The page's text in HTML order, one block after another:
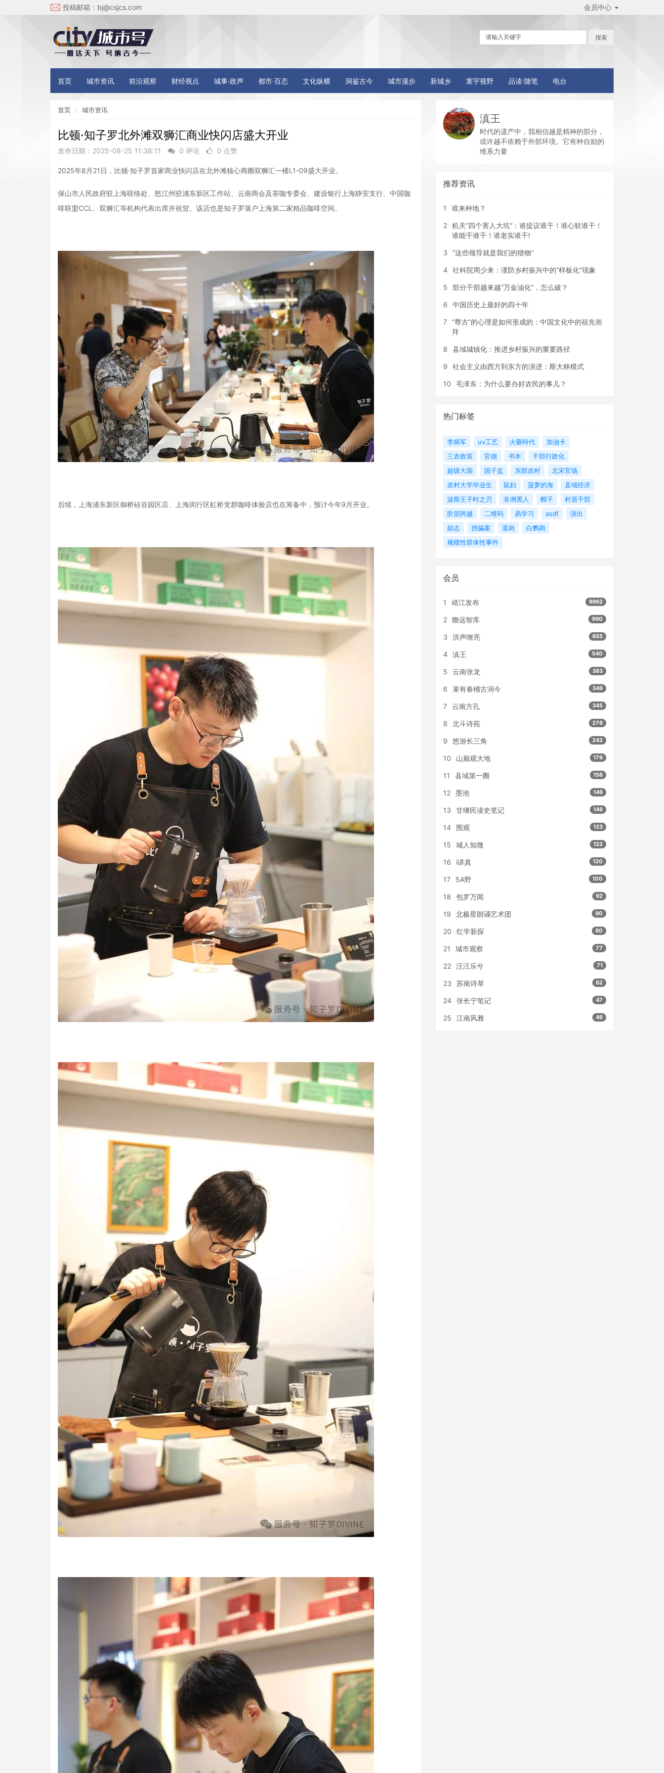
投稿邮箱： bj@csjcs.com 会员中心
首页 城市资讯 前沿观察 财经视点 城事·政声 都市·百态 文化纵横 洞鉴古今 城市漫步 新城乡 寰宇视野 品读·随笔 电台
首页 城市资讯
比顿·知子罗北外滩双狮汇商业快闪店盛大开业
发布日期：2025-08-25 11:38:11 0 评论 0 点赞
2025年8月21日，比顿·知子罗首家商业快闪店在北外滩核心商圈双狮汇一楼L1-09盛大开业。
保山市人民政府驻上海联络处、怒江州驻浦东新区工作站、云南商会及茶咖专委会、建设银行上海静安支行、中国咖
啡联盟CCL、双狮汇等机构代表出席并祝贺。该店也是知子罗落户上海第二家精品咖啡空间。
后续，上海浦东新区御桥硅谷园区店、上海闵行区虹桥党群咖啡体验店也在筹备中，预计今年9月开业。
滇王
时代的遗产中，我相信越是精神的部分，
或许越不依赖于外部环境。它有种自励的
维系力量
推荐资讯
1 谁来种地？
2 机关“四个害人大坑”：谁提议谁干！谁心软谁干！
谁能干谁干！谁老实谁干!
3 “这些领导就是我们的猎物”
4 社科院周少来：谨防乡村振兴中的“样板化”现象
5 部分干部越来越“万金油化”，怎么破？
6 中国历史上最好的四十年
7 “尊古”的心理是如何形成的：中国文化中的祖先崇
拜
8 县域城镇化：推进乡村振兴的重要路径
9 社会主义由西方到东方的演进：斯大林模式
10 毛泽东：为什么要办好农民的事儿？
热门标签
李炳军 uv工艺 火藥時代
加油卡
三农政策
官德 书本
干部行政化
超级大国
国子监 东部农村
北宋官场
农村大学毕业生
鼠妇 菠萝的海
县域经济
波斯王子时之刃
非洲黑人 帽子
村居干部
阶层跨越
二维码 易学习 asdf
演出
励志
拐骗案 退岗
白鹦鹉
规模性群体性事件
会员
1 靖江发布 9962
2 瞻远智库 990
3 洪声嘹亮 655
4 滇王 540
5 云南张龙 383
6 束有春稽古润今 346
7 云南方孔 345
8 北斗诗苑 276
9 悠游长三角 242
10 山巅观大地 176
11 县域第一圈 156
12 墨池 146
13 甘继民读史笔记 146
14 围观 123
15 城人知微 122
16 i讲真 120
17 5A野 100
18 包罗万闻 92
19 北极星朗诵艺术团 90
20 红学新探 80
21 城市观察 77
22 汪汪乐兮 71
23 苏南诗草 62
24 张长宁笔记 47
25 江南风雅 46